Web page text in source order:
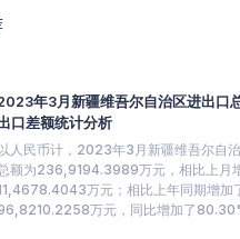
年3月新疆维吾尔自治区进出口
口差额统计分析
人民币计，2023年3月新疆维吾尔自
额为236,9194.3989万元，相比上月
万元；相比上年同期增加
万元，同比增加了